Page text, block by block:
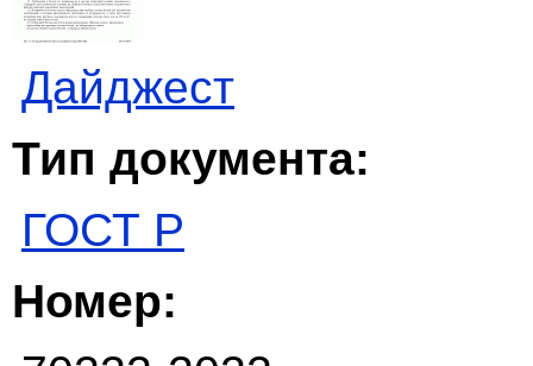
Дайджест
Тип документа:
ГОСТ Р
Номер: